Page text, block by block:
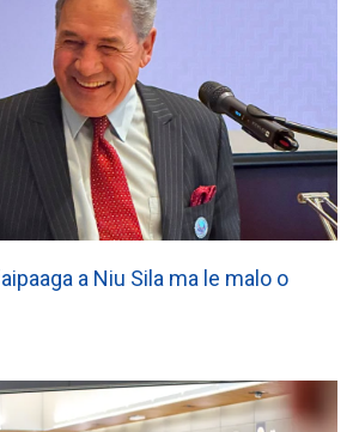
a Niu Sila ma le malo o